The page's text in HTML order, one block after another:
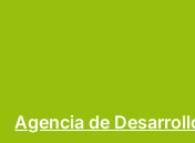
Agencia de